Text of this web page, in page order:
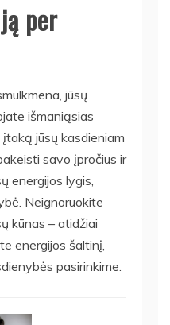
per
jūsų
išmaniąsias
jūsų kasdieniam
savo įpročius ir
energijos lygis,
Neignoruokite
kūnas – atidžiai
energijos šaltinį,
pasirinkime.